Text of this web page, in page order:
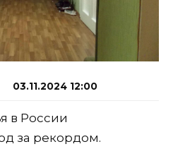
03.11.2024 12:00
в России
за рекордом.